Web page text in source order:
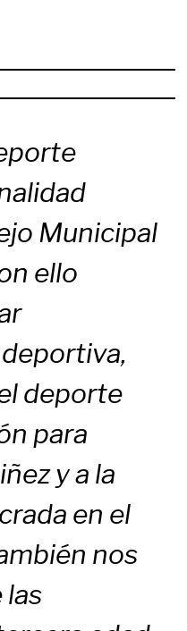
Municipal
ello
deporte
para
y a la
en el
nos
las